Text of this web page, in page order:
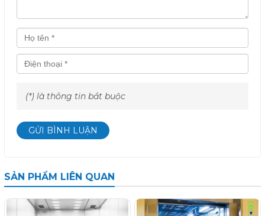
(*) là thông tin bắt buộc
GỬI BÌNH LUẬN
SẢN PHẨM LIÊN QUAN